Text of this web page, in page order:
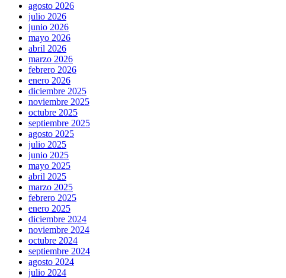
agosto 2026
julio 2026
junio 2026
mayo 2026
abril 2026
marzo 2026
febrero 2026
enero 2026
diciembre 2025
noviembre 2025
octubre 2025
septiembre 2025
agosto 2025
julio 2025
junio 2025
mayo 2025
abril 2025
marzo 2025
febrero 2025
enero 2025
diciembre 2024
noviembre 2024
octubre 2024
septiembre 2024
agosto 2024
julio 2024